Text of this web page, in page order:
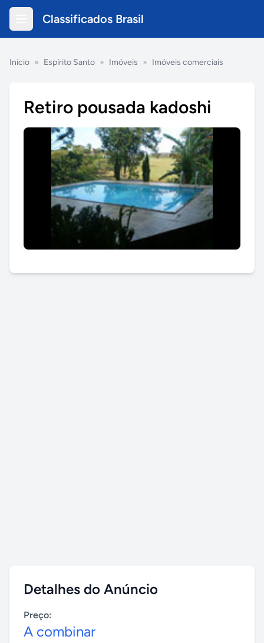
Classificados Brasil
Início » Espírito Santo » Imóveis » Imóveis comerciais
Retiro pousada kadoshi
Detalhes do Anúncio
Preço:
A combinar